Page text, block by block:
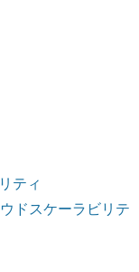
ティ
ドスケーラビリテ